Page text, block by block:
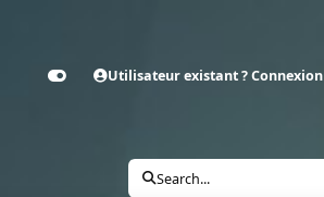
CustomizerUtilisateur existant ? Connexion
Search...